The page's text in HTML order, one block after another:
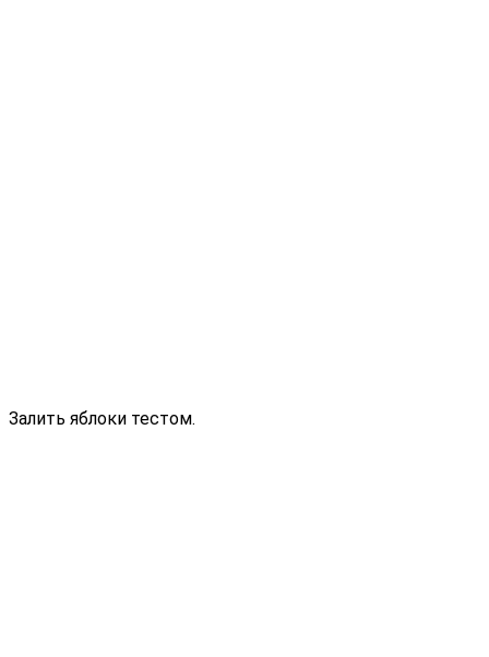
Залить яблоки тестом.